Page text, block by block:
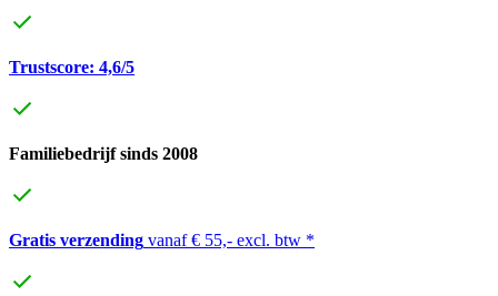
Trustscore: 4,6/5
Familiebedrijf sinds 2008
Gratis verzending vanaf € 55,- excl. btw *